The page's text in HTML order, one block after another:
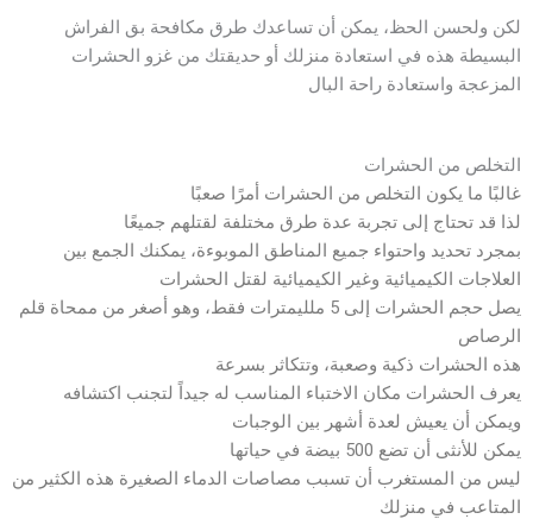
لكن ولحسن الحظ، يمكن أن تساعدك طرق مكافحة بق الفراش
البسيطة هذه في استعادة منزلك أو حديقتك من غزو الحشرات
المزعجة واستعادة راحة البال
التخلص من الحشرات
غالبًا ما يكون التخلص من الحشرات أمرًا صعبًا
لذا قد تحتاج إلى تجربة عدة طرق مختلفة لقتلهم جميعًا
بمجرد تحديد واحتواء جميع المناطق الموبوءة، يمكنك الجمع بين
العلاجات الكيميائية وغير الكيميائية لقتل الحشرات
يصل حجم الحشرات إلى 5 ملليمترات فقط، وهو أصغر من ممحاة قلم
الرصاص
هذه الحشرات ذكية وصعبة، وتتكاثر بسرعة
يعرف الحشرات مكان الاختباء المناسب له جيداً لتجنب اكتشافه
ويمكن أن يعيش لعدة أشهر بين الوجبات
يمكن للأنثى أن تضع 500 بيضة في حياتها
ليس من المستغرب أن تسبب مصاصات الدماء الصغيرة هذه الكثير من
المتاعب في منزلك